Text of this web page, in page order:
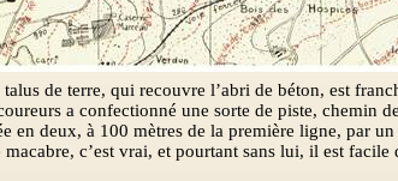
de terre, qui recouvre l’abri de béton, est
a confectionné une sorte de piste, chemin
en deux, à 100 mètres de la première ligne, par
macabre, c’est vrai, et pourtant sans lui, il est